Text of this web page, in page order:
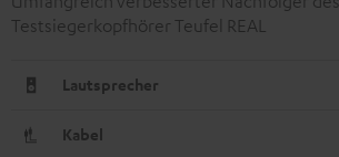
Testsiegerkopfhörer Teufel REAL
Lautsprecher
Kabel